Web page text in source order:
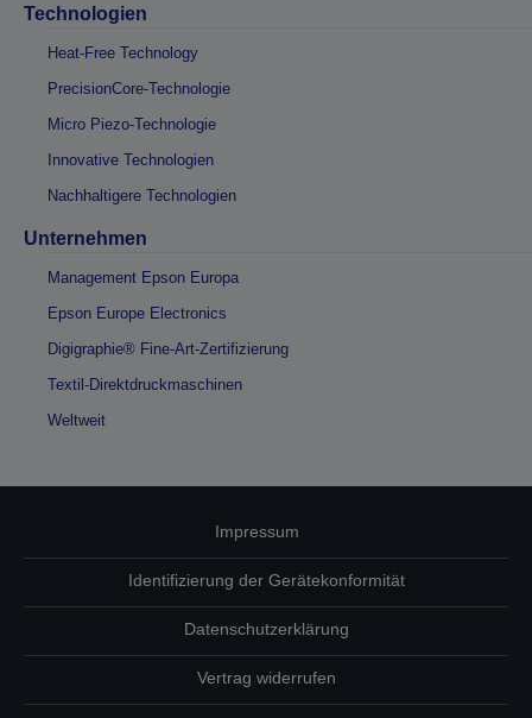
Technologien
Heat-Free Technology
PrecisionCore-Technologie
Micro Piezo-Technologie
Innovative Technologien
Nachhaltigere Technologien
Unternehmen
Management Epson Europa
Epson Europe Electronics
Digigraphie® Fine-Art-Zertifizierung
Textil-Direktdruckmaschinen
Weltweit
Impressum
Identifizierung der Gerätekonformität
Datenschutzerklärung
Vertrag widerrufen